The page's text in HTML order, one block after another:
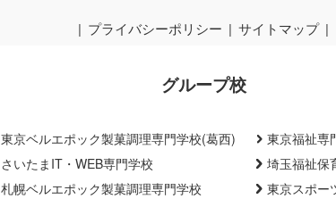
プライバシーポリシー サイトマップ
グループ校
東京ベルエポック製菓調理専門学校(葛西)
さいたまIT・WEB専門学校
札幌ベルエポック製菓調理専門学校
東京福祉専
埼玉福祉保
東京スポー